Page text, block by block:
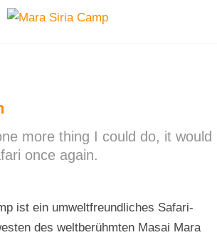
more thing I could do, it would
once again.
ist ein umweltfreundliches Safari-
des weltberühmten Masai Mara